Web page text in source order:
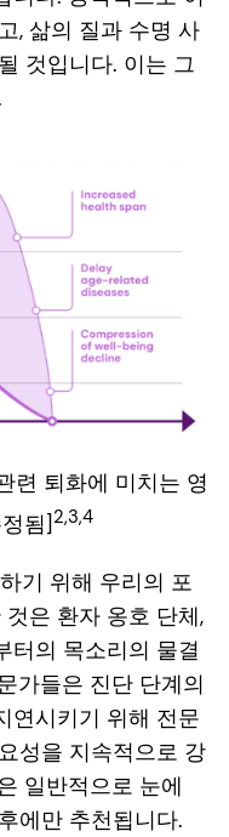
, 삶의 질과 수명 사
것입니다. 이는 그
련 퇴화에 미치는 영
됨] 2,3,4
기 위해 우리의 포
은 환자 옹호 단체,
터의 목소리의 물결
가들은 진단 단계의
연시키기 위해 전문
성을 지속적으로 강
일반적으로 눈에
에만 추천됩니다.